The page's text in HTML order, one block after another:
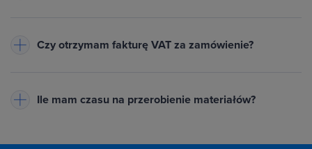
Twoim koncie w zakładce Certyfikaty. Warunkiem jego
data wystawienia i unikalny numer certyfikatu. Certyfikat
innych portalach społecznościowych, jak również dołączyć
Czy otrzymam fakturę VAT za zamówienie?
zakupie. Pobierzesz ją z zakładki Historia zamówień na
Potrzebujesz proformy?Zaznacz pole "Chcę otrzymać
Ile mam czasu na przerobienie materiałów?
presji i bez abonamentu. Płacisz raz i zachowujesz dostęp